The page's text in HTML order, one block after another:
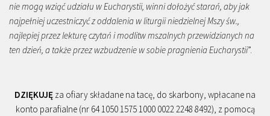
nie mogą wziąć udziału w Eucharystii, winni dołożyć starań, aby jak
najpełniej uczestniczyć z oddalenia w liturgii niedzielnej Mszy św.,
najlepiej przez lekturę czytań i modlitw mszalnych przewidzianych na
ten dzień, a także przez wzbudzenie w sobie pragnienia Eucharystii”.
DZIĘKUJĘ za ofiary składane na tacę, do skarbony, wpłacane na
konto parafialne (nr 64 1050 1575 1000 0022 2248 8492), z pomocą